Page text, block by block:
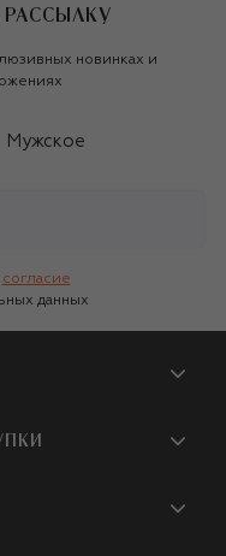
новинках и
Мужское
согласие
данных